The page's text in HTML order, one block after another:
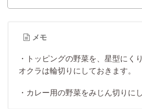
メモ
・トッピングの野菜を、星型にく
オクラは輪切りにしておきます。
・カレー用の野菜をみじん切りにし